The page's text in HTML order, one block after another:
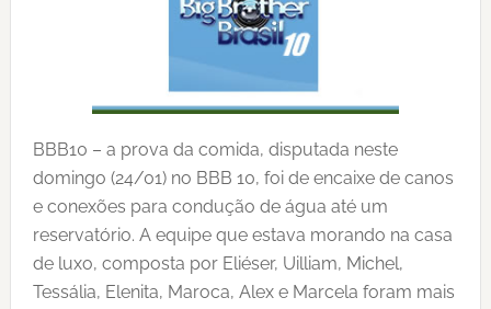
BBB10 – a prova da comida, disputada neste
domingo (24/01) no BBB 10, foi de encaixe de canos
e conexões para condução de água até um
reservatório. A equipe que estava morando na casa
de luxo, composta por Eliéser, Uilliam, Michel,
Tessália, Elenita, Maroca, Alex e Marcela foram mais